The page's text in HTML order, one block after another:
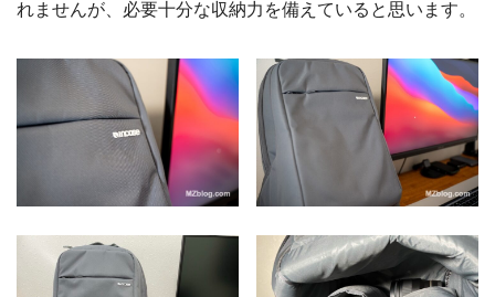
れませんが、必要十分な収納力を備えていると思います。